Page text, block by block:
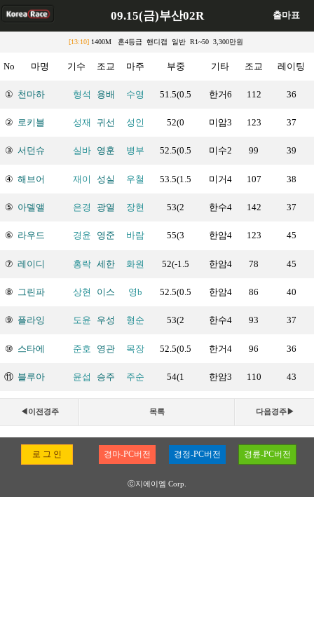
09.15(금)부산02R 출마표
[13:10] 1400M 혼4등급 핸디캡 일반 R1~50 3,300만원
No 마명 기수 조교 마주 부중 기타 조교 레이팅
① 천마하 형석 용배 수영 51.5(0.5 한거6 112 36
② 로키블 성재 귀선 성인 52(0 미암3 123 37
③ 서던슈 실바 영훈 병부 52.5(0.5 미수2 99 39
④ 해브어 재이 성실 우철 53.5(1.5 미거4 107 38
⑤ 아델앨 은경 광열 장현 53(2 한수4 142 37
⑥ 라우드 경윤 영준 바람 55(3 한암4 123 45
⑦ 레이디 홍락 세한 화원 52(-1.5 한암4 78 45
⑧ 그린파 상현 이스 영b 52.5(0.5 한암4 86 40
⑨ 플라잉 도윤 우성 형순 53(2 한수4 93 37
⑩ 스타에 준호 영관 목장 52.5(0.5 한거4 96 36
⑪ 블루아 윤섭 승주 주순 54(1 한암3 110 43
◀이전경주 목록 다음경주▶
로 그 인 경마-PC버전 경정-PC버전 경륜-PC버전
ⓒ지에이엠 Corp.